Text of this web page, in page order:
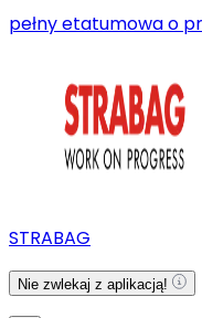
pełny etatumowa o
STRABAG
Nie zwlekaj z aplikacją!